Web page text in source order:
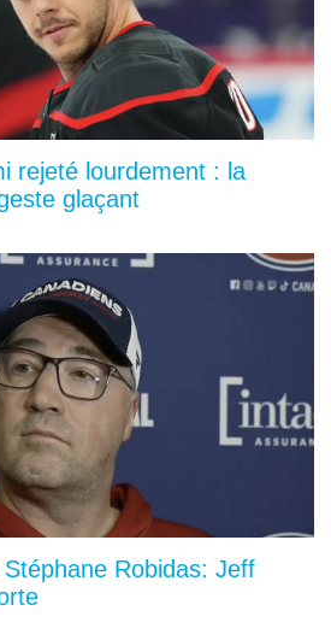
rejeté lourdement : la
glaçant
Robidas: Jeff